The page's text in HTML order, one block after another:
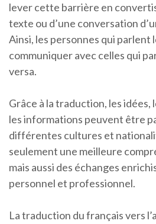
lever cette barrière en
texte ou d’une conversation
Ainsi, les personnes qui parlent
communiquer avec celles qui
versa.
Grâce à la traduction, les idées,
les informations peuvent être
différentes cultures et
seulement une meilleure
mais aussi des échanges
personnel et professionnel.
La traduction du français vers